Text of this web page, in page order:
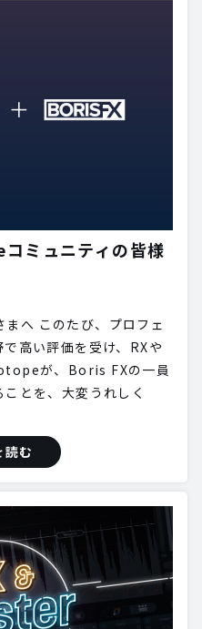
ミュニティの皆様
へ このたび、プロフェ
高い評価を受け、RXや
が、Boris FXの一員
とを、大変うれしく
読む